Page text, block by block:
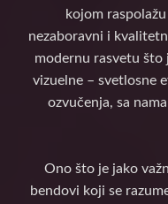
kojom
nezaboravni i
modernu rasvetu što
vizuelne – svetlosne
ozvučenja, sa
Ono što je jako
bendovi koji se